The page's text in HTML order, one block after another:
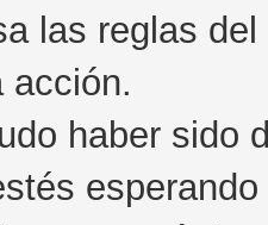
las reglas
acción.
haber sido